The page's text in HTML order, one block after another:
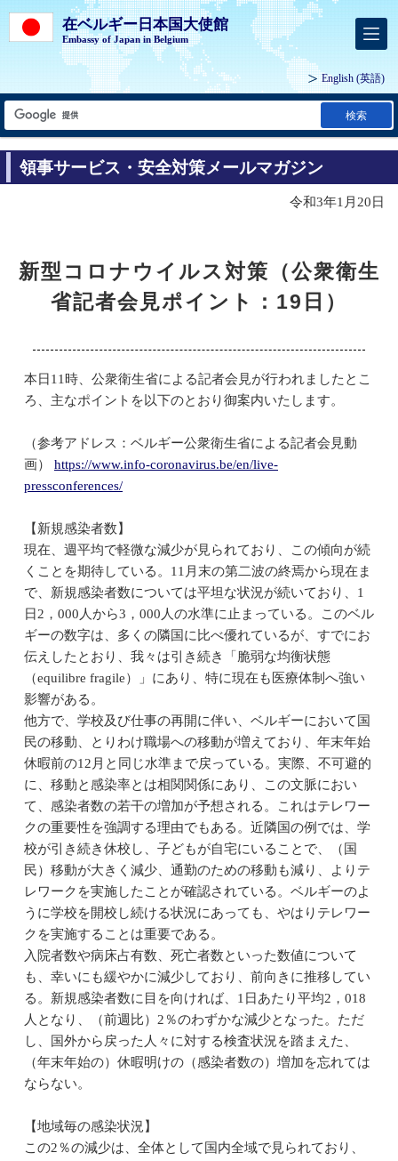
在ベルギー日本国大使館
Embassy of Japan in Belgium
English (英語)
検索
領事サービス・安全対策メールマガジン
令和3年1月20日
新型コロナウイルス対策（公衆衛生
省記者会見ポイント：19日）
本日11時、公衆衛生省による記者会見が行われましたとこ
ろ、主なポイントを以下のとおり御案内いたします。
（参考アドレス：ベルギー公衆衛生省による記者会見動
画） https://www.info-coronavirus.be/en/live-
pressconferences/
【新規感染者数】
現在、週平均で軽微な減少が見られており、この傾向が続
くことを期待している。11月末の第二波の終焉から現在ま
で、新規感染者数については平坦な状況が続いており、1
日2，000人から3，000人の水準に止まっている。このベル
ギーの数字は、多くの隣国に比べ優れているが、すでにお
伝えしたとおり、我々は引き続き「脆弱な均衡状態
（equilibre fragile）」にあり、特に現在も医療体制へ強い
影響がある。
他方で、学校及び仕事の再開に伴い、ベルギーにおいて国
民の移動、とりわけ職場への移動が増えており、年末年始
休暇前の12月と同じ水準まで戻っている。実際、不可避的
に、移動と感染率とは相関関係にあり、この文脈におい
て、感染者数の若干の増加が予想される。これはテレワー
クの重要性を強調する理由でもある。近隣国の例では、学
校が引き続き休校し、子どもが自宅にいることで、（国
民）移動が大きく減少、通勤のための移動も減り、よりテ
レワークを実施したことが確認されている。ベルギーのよ
うに学校を開校し続ける状況にあっても、やはりテレワー
クを実施することは重要である。
入院者数や病床占有数、死亡者数といった数値について
も、幸いにも緩やかに減少しており、前向きに推移してい
る。新規感染者数に目を向ければ、1日あたり平均2，018
人となり、（前週比）2％のわずかな減少となった。ただ
し、国外から戻った人々に対する検査状況を踏まえた、
（年末年始の）休暇明けの（感染者数の）増加を忘れては
ならない。
【地域毎の感染状況】
この2％の減少は、全体として国内全域で見られており、